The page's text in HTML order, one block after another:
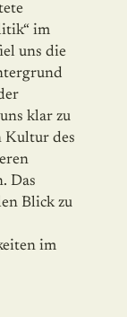
im
uns die
klar zu
Kultur des
Das
Blick zu
im